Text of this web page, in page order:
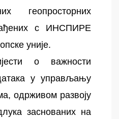
геопросторних
с ИНСПИРЕ
уније.
о важности
у управљању
одрживом развоју
заснованих на